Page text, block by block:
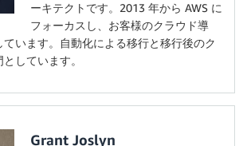
ーキテクトです。2013 年から AWS に
フォーカスし、お客様のクラウド導
ています。自動化による移行と移行後のク
しています。
Grant Joslyn